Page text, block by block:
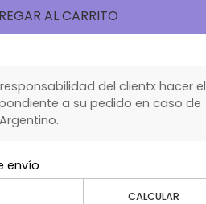
AL CARRITO
responsabilidad del clientx hacer el
a su pedido en caso de
envío
CALCULAR